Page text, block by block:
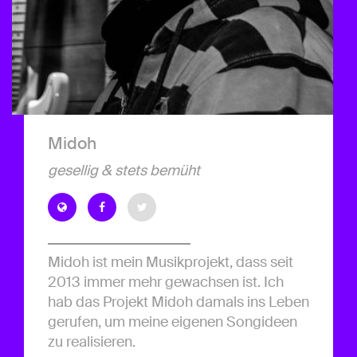
Midoh
gesellig & stets bemüht
Midoh ist mein Musikprojekt, dass seit
2013 immer mehr gewachsen ist. Ich
hab das Projekt Midoh damals ins Leben
gerufen, um meine eigenen Songideen
zu realisieren.